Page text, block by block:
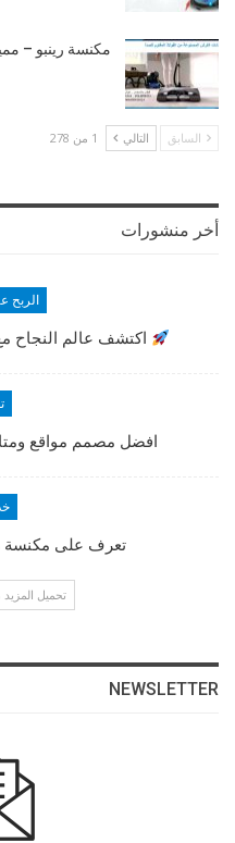
مكنسة رينبو –
السابق التالي 1 من 278
أخر منشورات
الربح
اكتشف عالم النجاح
افضل مصمم مواقع
تعرف على مكنسة
تحميل
NEWSLETTER